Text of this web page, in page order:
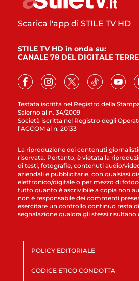
Testata iscritta nel Registro della
Salerno al n. 34/2009
Società iscritta nel Registro degli
l’AGCOM al n. 20133
Scarica l'app di STILE TV HD
STILE TV HD in onda su:
CANALE 78 DEL DIGITALE
La riproduzione dei contenuti
riservata. Pertanto, è vietata la
di testi, fotografie, contenuti audio/
aziendali e pubblicitarie, con qualsiasi
elettronico/digitale o per mezzo di
tutto quanto è ascrivibile a copia non
non è responsabile dei commenti
esercitare un controllo continuo resta
segnalazione qualora gli stessi risultano
POLICY EDITORIALE
CODICE ETICO CONDOTTA